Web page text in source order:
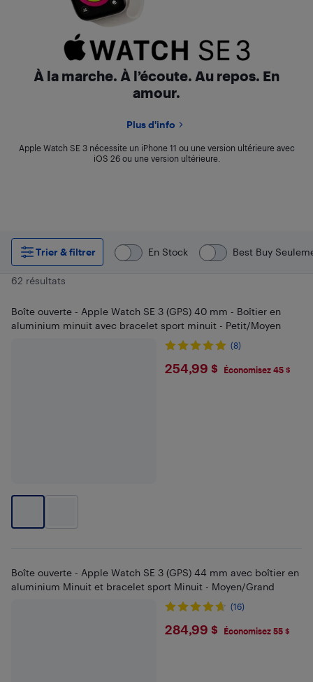
Watch SE 3
À la marche. À l’écoute. Au repos. En
amour.
Plus d'info
Apple Watch SE 3 nécessite un iPhone 11 ou une version ultérieure avec
iOS 26 ou une version ultérieure.
Trier & filtrer En Stock Best Buy
62 résultats
Boîte ouverte - Apple Watch SE 3 (GPS) 40 mm - Boîtier en
aluminium minuit avec bracelet sport minuit - Petit/Moyen
(8)
$254.99
254,99 $ Économisez 45 $
Boîte ouverte - Apple Watch SE 3 (GPS) 44 mm avec boîtier en
aluminium Minuit et bracelet sport Minuit - Moyen/Grand
(16)
$284.99
284,99 $ Économisez 55 $